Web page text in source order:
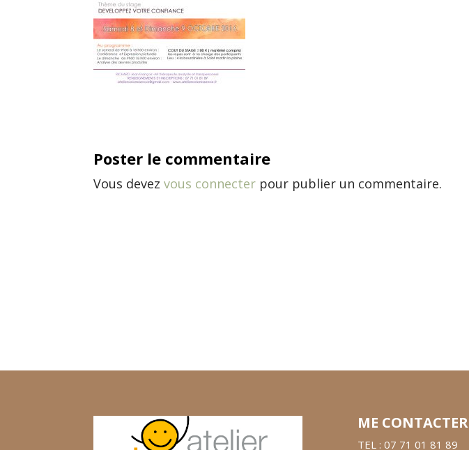
Poster le commentaire
Vous devezvous connecter pour publier un commentaire.
ME CONTACTER
TEL : 07 71 01 81 89